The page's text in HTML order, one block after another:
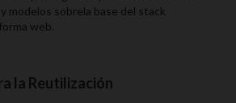
modelos sobrela base del stack
web.
la Reutilización